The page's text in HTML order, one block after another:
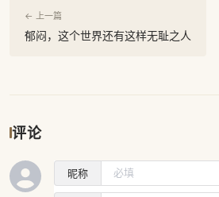
← 上一篇
郁闷，这个世界还有这样无耻之人
评论
昵称